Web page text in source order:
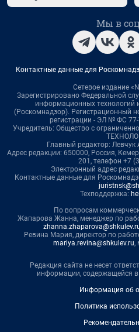
Мы в
Контактные данные для
Сетевое издание
Зарегистрировано Федеральной
информационных технологий
(Роскомнадзор). Регистрационный
регистрации - ЭЛ № ФС
Учредитель: Общество с
Главный редактор:
Адрес редакции: 650000, Россия,
201, телефон +7
Электронный адрес
Контактные данные для
Техподдержка:
По вопросам
Жапарова Жанна, менеджер по
Ревина Мария, директор по
mariya.revina@shkulev.ru,
Редакция сайта не несет
информации, содержащейся
Информация об
Политика